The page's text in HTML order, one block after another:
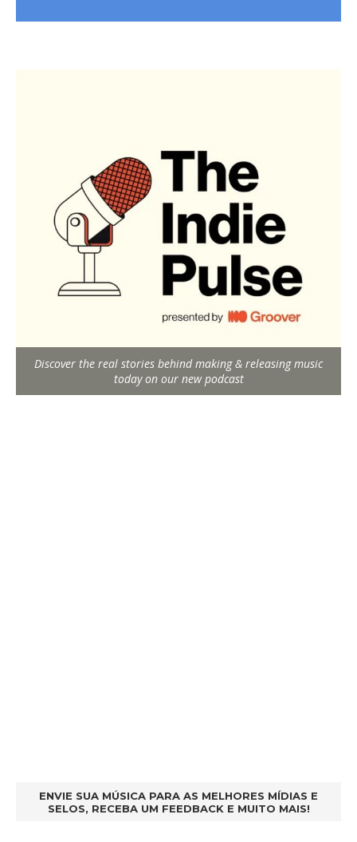
Discover the real stories behind making & releasing music
today on our new podcast
ENVIE SUA MÚSICA PARA AS MELHORES MÍDIAS E
SELOS, RECEBA UM FEEDBACK E MUITO MAIS!